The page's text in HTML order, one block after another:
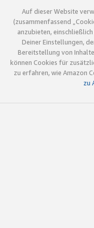
Auf dieser Website
(zusammenfassend
anzubieten,
Deiner Einstellungen,
Bereitstellung von
können Cookies für
zu erfahren, wie Amazon
zu